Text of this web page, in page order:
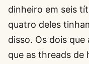
dinheiro em seis
quatro deles
disso. Os dois
que as threads de